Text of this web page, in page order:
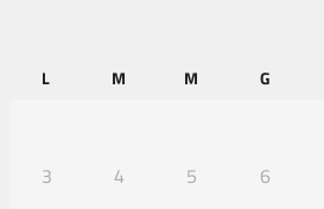
L M M G
3
4 5 6